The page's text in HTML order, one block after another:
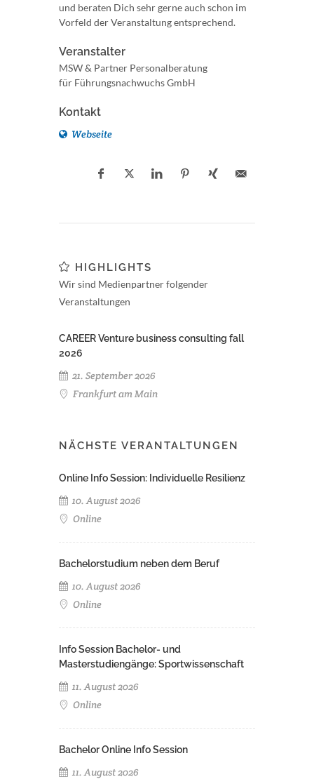
und beraten Dich sehr gerne auch schon im
Vorfeld der Veranstaltung entsprechend.
Veranstalter
MSW & Partner Personalberatung
für Führungsnachwuchs GmbH
Kontakt
Webseite
HIGHLIGHTS
Wir sind Medienpartner folgender
Veranstaltungen
CAREER Venture business consulting fall
2026
21. September 2026
Frankfurt am Main
NÄCHSTE VERANTALTUNGEN
Online Info Session: Individuelle Resilienz
10. August 2026
Online
Bachelorstudium neben dem Beruf
10. August 2026
Online
Info Session Bachelor- und
Masterstudiengänge: Sportwissenschaft
11. August 2026
Online
Bachelor Online Info Session
11. August 2026